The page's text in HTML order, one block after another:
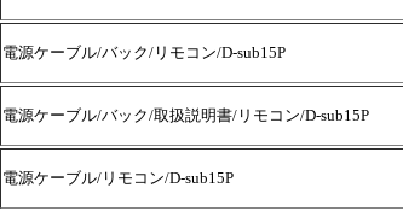
電源ケーブル/バック/リモコン/D-sub15P
電源ケーブル/バック/取扱説明書/リモコン/D-sub15P
電源ケーブル/リモコン/D-sub15P